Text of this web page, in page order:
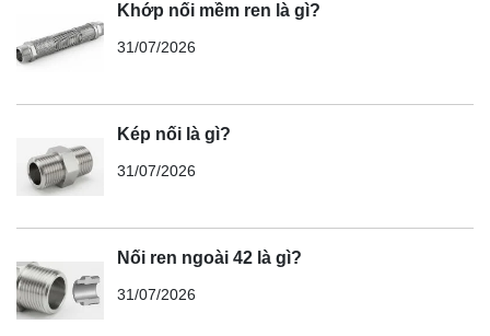
Khớp nối mềm ren là gì?
31/07/2026
Kép nối là gì?
31/07/2026
Nối ren ngoài 42 là gì?
31/07/2026